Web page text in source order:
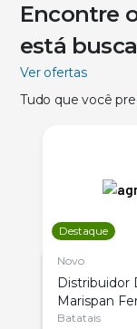
Encontre
está
Ver ofertas
Tudo que você
Destaque
Novo
Distribuidor
Marispan
Citrus
Batatais